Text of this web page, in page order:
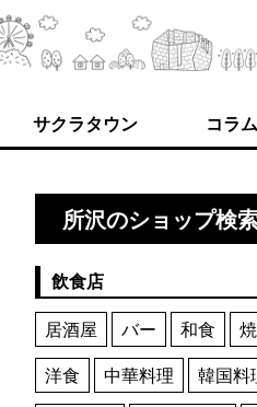
サクラタウン コラム
所沢のショップ検
飲食店
居酒屋
バー 和食
洋食
中華料理 韓国料